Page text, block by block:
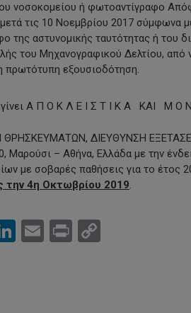
νοσοκομείου ή φωτοαντίγραφο
τις 10 Νοεμβρίου 2017 σύμφωνα
της αστυνομικής ταυτότητας ή του
του Μηχανογραφικού Δελτίου, από
πρωτότυπη εξουσιοδότηση.
γίνει Α Π Ο Κ Λ Ε Ι Σ Τ Ι Κ Α ΚΑΙ Μ Ο
ΘΡΗΣΚΕΥΜΑΤΩΝ, ΔΙΕΥΘΥΝΣΗ
Μαρούσι – Αθήνα, Ελλάδα με την
με σοβαρές παθήσεις για το έτος
την 4η Οκτωβρίου 2019
LinkedIn
Email
Print